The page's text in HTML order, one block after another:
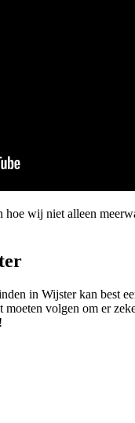
wij niet alleen
in Wijster kan best
volgen om er